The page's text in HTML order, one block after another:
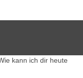
kann ich dir heute